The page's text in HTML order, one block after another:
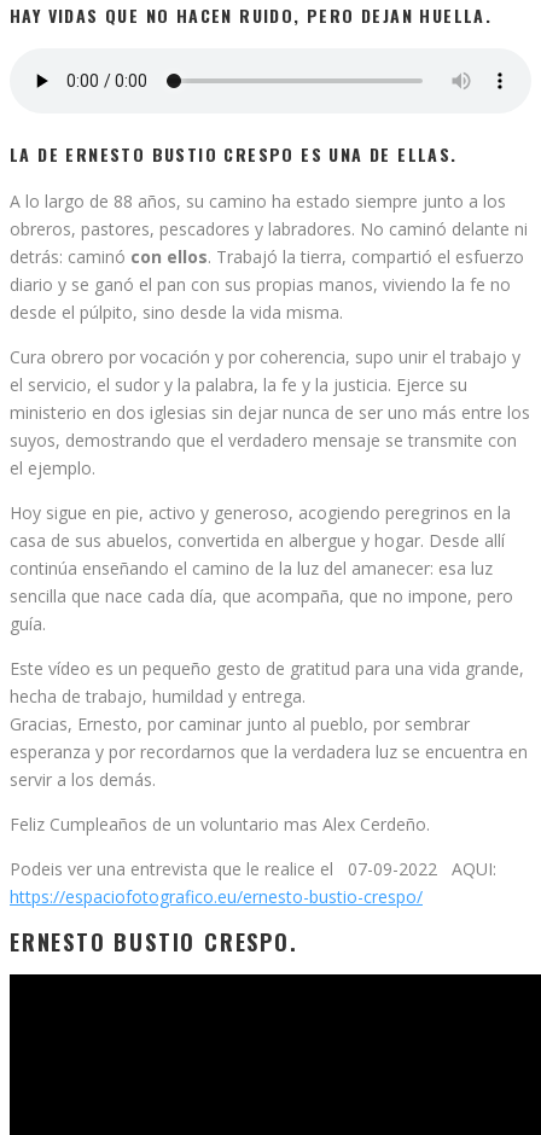
HAY VIDAS QUE NO HACEN RUIDO, PERO DEJAN HUELLA.
LA DE ERNESTO BUSTIO CRESPO ES UNA DE ELLAS.
A lo largo de 88 años, su camino ha estado siempre junto a los
obreros, pastores, pescadores y labradores. No caminó delante ni
detrás: caminó con ellos. Trabajó la tierra, compartió el esfuerzo
diario y se ganó el pan con sus propias manos, viviendo la fe no
desde el púlpito, sino desde la vida misma.
Cura obrero por vocación y por coherencia, supo unir el trabajo y
el servicio, el sudor y la palabra, la fe y la justicia. Ejerce su
ministerio en dos iglesias sin dejar nunca de ser uno más entre los
suyos, demostrando que el verdadero mensaje se transmite con
el ejemplo.
Hoy sigue en pie, activo y generoso, acogiendo peregrinos en la
casa de sus abuelos, convertida en albergue y hogar. Desde allí
continúa enseñando el camino de la luz del amanecer: esa luz
sencilla que nace cada día, que acompaña, que no impone, pero
guía.
Este vídeo es un pequeño gesto de gratitud para una vida grande,
hecha de trabajo, humildad y entrega.
Gracias, Ernesto, por caminar junto al pueblo, por sembrar
esperanza y por recordarnos que la verdadera luz se encuentra en
servir a los demás.
Feliz Cumpleaños de un voluntario mas Alex Cerdeño.
Podeis ver una entrevista que le realice el 07-09-2022 AQUI:
https://espaciofotografico.eu/ernesto-bustio-crespo/
ERNESTO BUSTIO CRESPO.